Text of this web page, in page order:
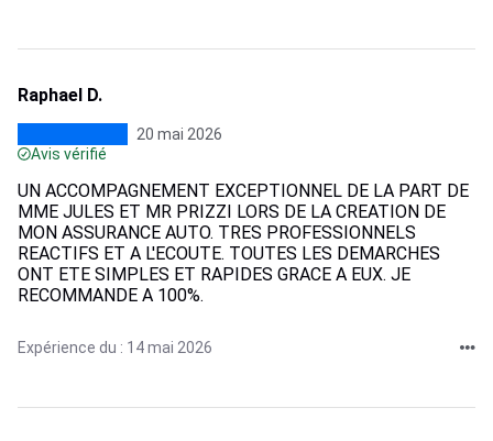
Raphael D.
20 mai 2026
Avis vérifié
UN ACCOMPAGNEMENT EXCEPTIONNEL DE LA PART DE
MME JULES ET MR PRIZZI LORS DE LA CREATION DE
MON ASSURANCE AUTO. TRES PROFESSIONNELS
REACTIFS ET A L'ECOUTE. TOUTES LES DEMARCHES
ONT ETE SIMPLES ET RAPIDES GRACE A EUX. JE
RECOMMANDE A 100%.
Expérience du : 14 mai 2026